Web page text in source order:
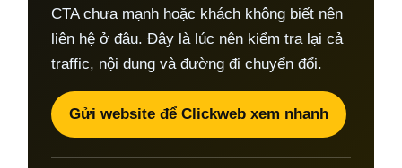
CTA chưa mạnh hoặc khách không biết nên
liên hệ ở đâu. Đây là lúc nên kiểm tra lại cả
traffic, nội dung và đường đi chuyển đổi.
Gửi website để Clickweb xem nhanh